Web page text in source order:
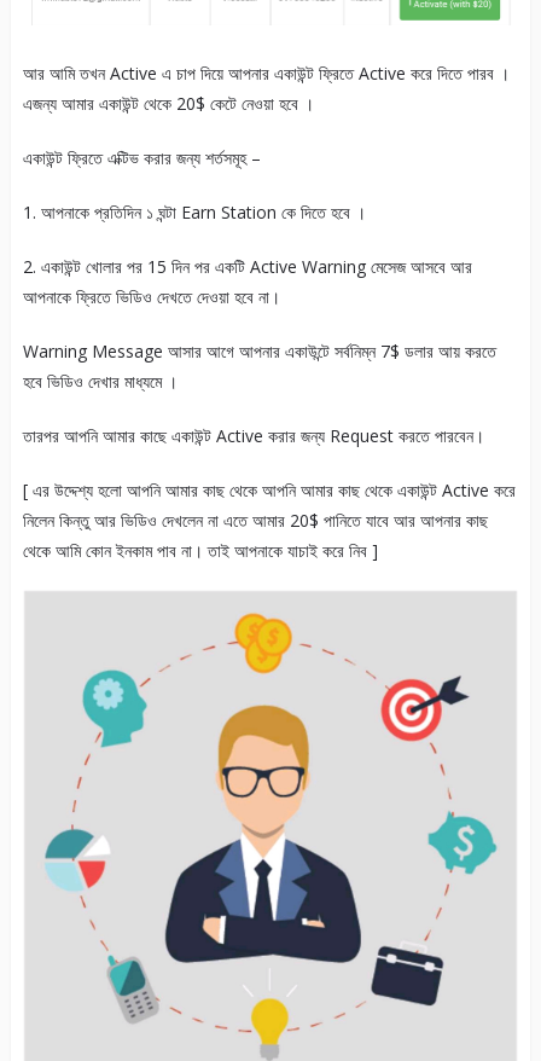
আর আমি তখন Active এ চাপ দিয়ে আপনার একাউন্ট ফ্রিতে Active করে দিতে পারব ।
এজন্য আমার একাউন্ট থেকে 20$ কেটে নেওয়া হবে ।
একাউন্ট ফ্রিতে এক্টিভ করার জন্য শর্তসমূহ –
1. আপনাকে প্রতিদিন ১ ঘন্টা Earn Station কে দিতে হবে ।
2. একাউন্ট খোলার পর 15 দিন পর একটি Active Warning মেসেজ আসবে আর
আপনাকে ফ্রিতে ভিডিও দেখতে দেওয়া হবে না।
Warning Message আসার আগে আপনার একাউন্টে সর্বনিম্ন 7$ ডলার আয় করতে
হবে ভিডিও দেখার মাধ্যমে ।
তারপর আপনি আমার কাছে একাউন্ট Active করার জন্য Request করতে পারবেন।
[ এর উদ্দেশ্য হলো আপনি আমার কাছ থেকে আপনি আমার কাছ থেকে একাউন্ট Active করে
নিলেন কিন্তু আর ভিডিও দেখলেন না এতে আমার 20$ পানিতে যাবে আর আপনার কাছ
থেকে আমি কোন ইনকাম পাব না। তাই আপনাকে যাচাই করে নিব ]